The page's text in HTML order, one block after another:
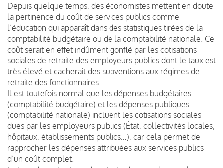
Depuis quelque temps, des économistes mettent en doute
la pertinence du coût de services publics comme
l’éducation qui apparaît dans des statistiques tirées de la
comptabilité budgétaire ou de la comptabilité nationale. Ce
coût serait en effet indûment gonflé par les cotisations
sociales de retraite des employeurs publics dont le taux est
très élevé et cacherait des subventions aux régimes de
retraite des fonctionnaires.
Il est toutefois normal que les dépenses budgétaires
(comptabilité budgétaire) et les dépenses publiques
(comptabilité nationale) incluent les cotisations sociales
dues par les employeurs publics (État, collectivités locales,
hôpitaux, établissements publics…), car cela permet de
rapprocher les dépenses attribuées aux services publics
d’un coût complet.